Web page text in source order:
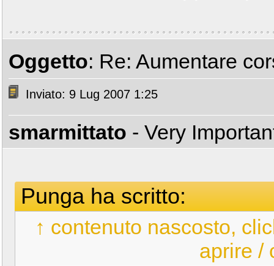
Oggetto: Re: Aumentare
Inviato: 9 Lug 2007 1:25
smarmittato - Very
Punga ha scritto:
↑ contenuto nascosto,
aprire /